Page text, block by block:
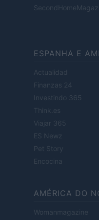
ESPANHA E
Actualidad
Finanzas 24
Investindo 365
Think.es
Viajar 365
ES Newz
Pet Story
Encocina
AMÉRICA DO
Womanmagazine